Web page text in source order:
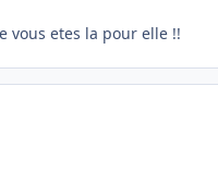
vous etes la pour elle !!